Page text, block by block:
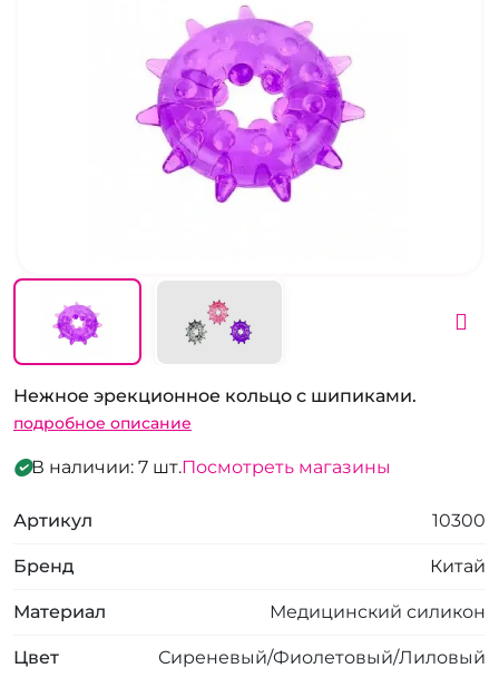
Нежное эрекционное кольцо с шипиками.
подробное описание
В наличии: 7 шт.Посмотреть магазины
Артикул 10300
Бренд Китай
Материал Медицинский силикон
Цвет Сиреневый/Фиолетовый/Лиловый